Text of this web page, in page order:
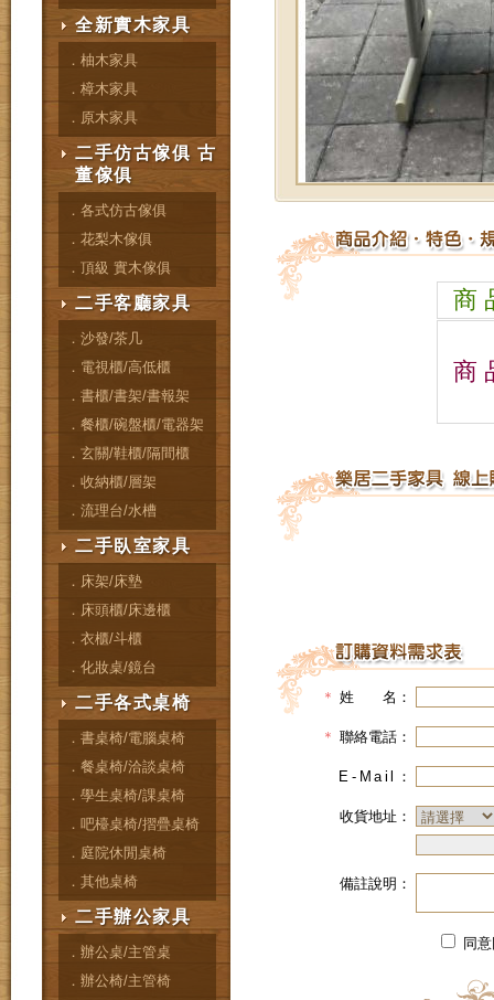
全新實木家具
．柚木家具
．樟木家具
．原木家具
二手仿古傢俱 古
董傢俱
．各式仿古傢俱
．花梨木傢俱
．頂級 實木傢俱
二手客廳家具
．沙發/茶几
．電視櫃/高低櫃
．書櫃/書架/書報架
．餐櫃/碗盤櫃/電器架
．玄關/鞋櫃/隔間櫃
．收納櫃/層架
．流理台/水槽
二手臥室家具
．床架/床墊
．床頭櫃/床邊櫃
．衣櫃/斗櫃
．化妝桌/鏡台
二手各式桌椅
．書桌椅/電腦桌椅
．餐桌椅/洽談桌椅
．學生桌椅/課桌椅
．吧檯桌椅/摺疊桌椅
．庭院休閒桌椅
．其他桌椅
二手辦公家具
．辦公桌/主管桌
．辦公椅/主管椅
商
商
＊ 姓 名：
＊ 聯絡電話：
E-Mail ：
收貨地址：
備註說明：
同